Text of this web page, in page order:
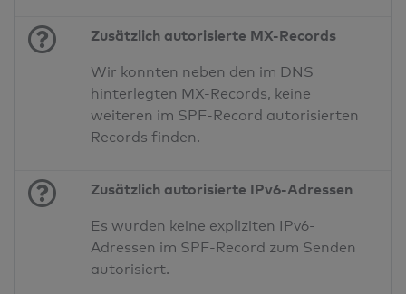
Zusätzlich autorisierte MX-Records
Wir konnten neben den im DNS
hinterlegten MX-Records, keine
weiteren im SPF-Record autorisierten
Records finden.
Zusätzlich autorisierte IPv6-Adressen
Es wurden keine expliziten IPv6-
Adressen im SPF-Record zum Senden
autorisiert.